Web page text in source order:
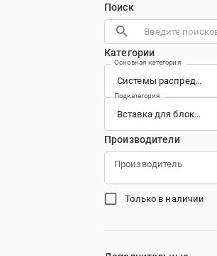
Поиск
Категории
Основная категория
Подкатегория
Производители
Производитель
Только в наличии